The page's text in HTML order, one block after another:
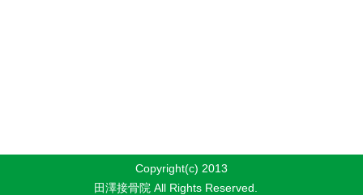
Copyright(c) 2013
田澤接骨院 All Rights Reserved.